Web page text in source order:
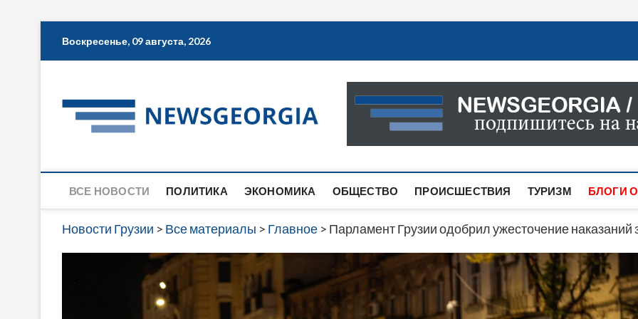
Воскресенье, 09 августа, 2026
Новости Грузии
САМАЯ АКТУАЛЬНАЯ ИНФОРМАЦИЯ О СОБЫТИЯХ
САЙТЕ ВЫ НАЙДЕТЕ НОВОСТИ ПОЛИТИКИ,
ВСЕ НОВОСТИ ПОЛИТИКА ЭКОНОМИКА ОБЩЕСТВО ПРОИСШЕСТВИЯ ТУРИЗМ БЛОГИ
Новости Грузии > Все материалы > Главное > Парламент Грузии одобрил ужесточение наказаний